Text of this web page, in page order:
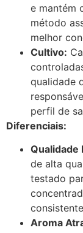
e mantém
método
melhor
Cultivo:
qualidade
perfil de
Diferenciais:
Qualidade
de alta
testado
Aroma